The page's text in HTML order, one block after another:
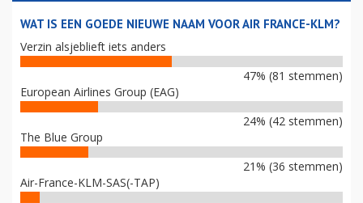
WAT IS EEN GOEDE NIEUWE NAAM VOOR AIR FRANCE-KLM?
Verzin alsjeblieft iets anders
47% (81 stemmen)
European Airlines Group (EAG)
24% (42 stemmen)
The Blue Group
21% (36 stemmen)
Air-France-KLM-SAS(-TAP)